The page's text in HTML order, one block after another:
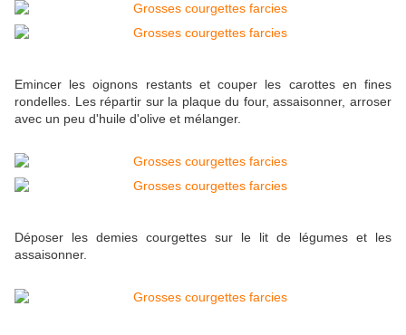
Emincer les oignons restants et couper les carottes en fines
rondelles. Les répartir sur la plaque du four, assaisonner, arroser
avec un peu d'huile d'olive et mélanger.
Déposer les demies courgettes sur le lit de légumes et les
assaisonner.